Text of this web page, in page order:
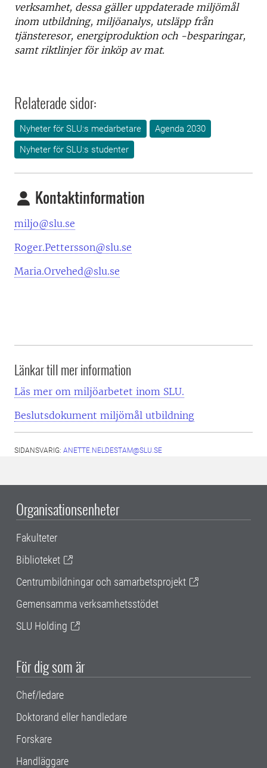
verksamhet, dessa gäller uppdaterade miljömål
inom utbildning, miljöanalys, utsläpp från
tjänsteresor, energiproduktion och -besparingar,
samt riktlinjer för inköp av mat.
Relaterade sidor:
Nyheter för SLU:s medarbetare
Agenda 2030
Nyheter för SLU:s studenter
Kontaktinformation
miljo@slu.se
Roger.Pettersson@slu.se
Maria.Orvehed@slu.se
Länkar till mer information
Läs mer om miljöarbetet inom SLU.
Beslutsdokument miljömål utbildning
SIDANSVARIG: ANETTE.NELDESTAM@SLU.SE
Organisationsenheter
Fakulteter
Biblioteket
Centrumbildningar och samarbetsprojekt
Gemensamma verksamhetsstödet
SLU Holding
För dig som är
Chef/ledare
Doktorand eller handledare
Forskare
Handläggare